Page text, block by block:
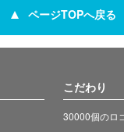
ページTOPへ戻る
こだわり
30000個のロ